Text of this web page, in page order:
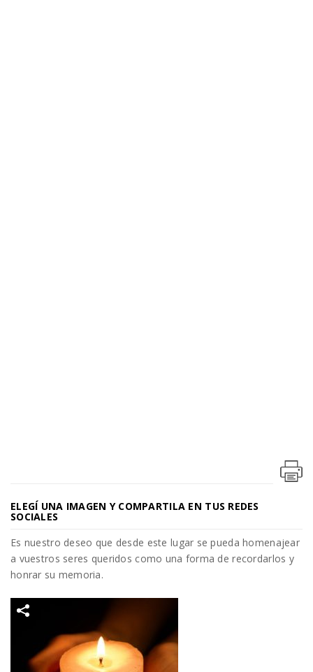
ELEGÍ UNA IMAGEN Y COMPARTILA EN TUS REDES
SOCIALES
Es nuestro deseo que desde este lugar se pueda homenajear
a vuestros seres queridos como una forma de recordarlos y
honrar su memoria.